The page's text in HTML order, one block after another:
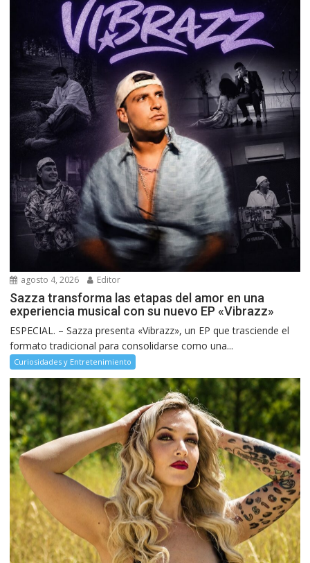
agosto 4, 2026 Editor
Sazza transforma las etapas del amor en una
experiencia musical con su nuevo EP «Vibrazz»
ESPECIAL. – Sazza presenta «Vibrazz», un EP que trasciende el
formato tradicional para consolidarse como una...
Curiosidades y Entretenimiento